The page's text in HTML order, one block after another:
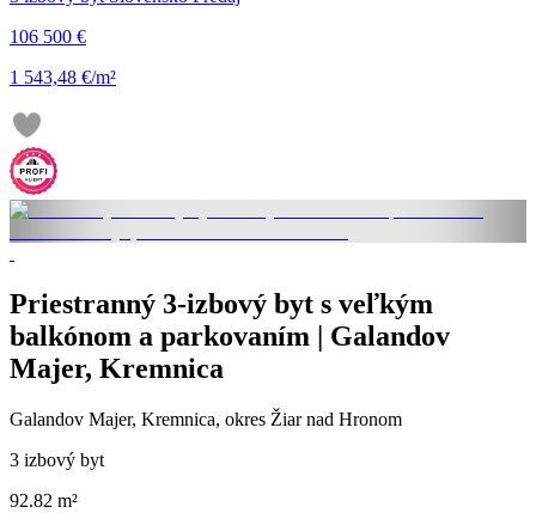
106 500 €
1 543,48 €/m²
Priestranný 3-izbový byt s veľkým
balkónom a parkovaním | Galandov
Majer, Kremnica
Galandov Majer, Kremnica, okres Žiar nad Hronom
3 izbový byt
92.82 m²